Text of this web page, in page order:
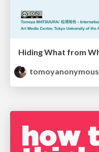
tomoyanonymous